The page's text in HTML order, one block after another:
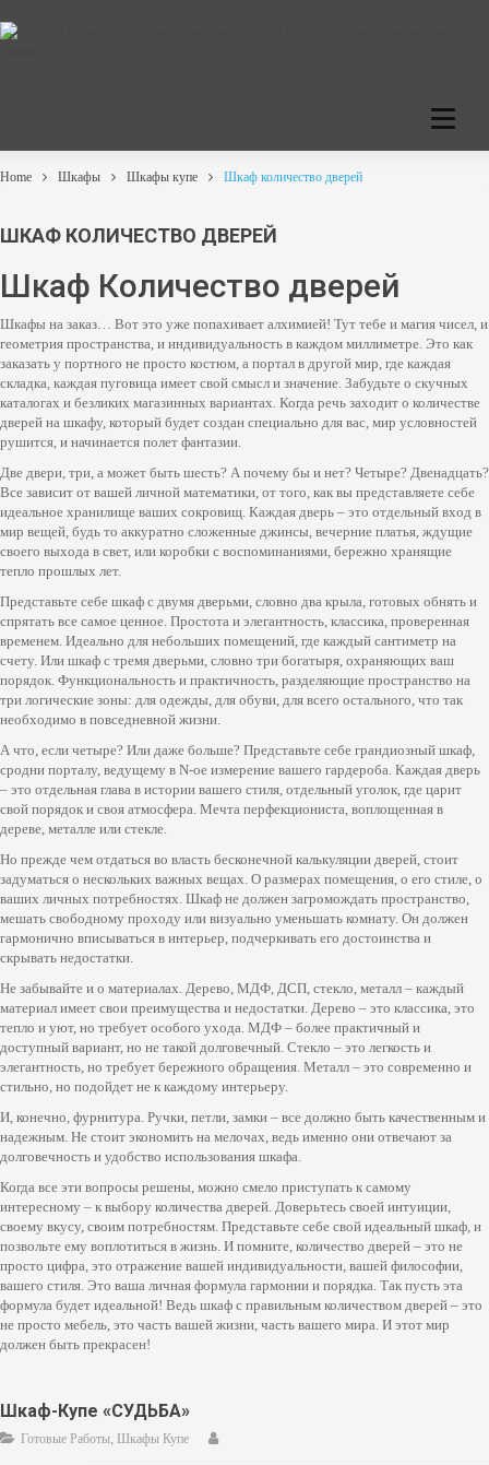
C
a
t
Home Шкафы Шкафы купе Шкаф количество дверей
ШКАФ КОЛИЧЕСТВО ДВЕРЕЙ
Шкаф Количество дверей
Шкафы на заказ… Вот это уже попахивает алхимией! Тут тебе и магия чисел, и
геометрия пространства, и индивидуальность в каждом миллиметре. Это как
заказать у портного не просто костюм, а портал в другой мир, где каждая
складка, каждая пуговица имеет свой смысл и значение. Забудьте о скучных
каталогах и безликих магазинных вариантах. Когда речь заходит о количестве
дверей на шкафу, который будет создан специально для вас, мир условностей
рушится, и начинается полет фантазии.
Две двери, три, а может быть шесть? А почему бы и нет? Четыре? Двенадцать?
Все зависит от вашей личной математики, от того, как вы представляете себе
идеальное хранилище ваших сокровищ. Каждая дверь – это отдельный вход в
мир вещей, будь то аккуратно сложенные джинсы, вечерние платья, ждущие
своего выхода в свет, или коробки с воспоминаниями, бережно хранящие
тепло прошлых лет.
Представьте себе шкаф с двумя дверьми, словно два крыла, готовых обнять и
спрятать все самое ценное. Простота и элегантность, классика, проверенная
временем. Идеально для небольших помещений, где каждый сантиметр на
счету. Или шкаф с тремя дверьми, словно три богатыря, охраняющих ваш
порядок. Функциональность и практичность, разделяющие пространство на
три логические зоны: для одежды, для обуви, для всего остального, что так
необходимо в повседневной жизни.
А что, если четыре? Или даже больше? Представьте себе грандиозный шкаф,
сродни порталу, ведущему в N-ое измерение вашего гардероба. Каждая дверь
– это отдельная глава в истории вашего стиля, отдельный уголок, где царит
свой порядок и своя атмосфера. Мечта перфекциониста, воплощенная в
дереве, металле или стекле.
Но прежде чем отдаться во власть бесконечной калькуляции дверей, стоит
задуматься о нескольких важных вещах. О размерах помещения, о его стиле, о
ваших личных потребностях. Шкаф не должен загромождать пространство,
мешать свободному проходу или визуально уменьшать комнату. Он должен
гармонично вписываться в интерьер, подчеркивать его достоинства и
скрывать недостатки.
Не забывайте и о материалах. Дерево, МДФ, ДСП, стекло, металл – каждый
материал имеет свои преимущества и недостатки. Дерево – это классика, это
тепло и уют, но требует особого ухода. МДФ – более практичный и
доступный вариант, но не такой долговечный. Стекло – это легкость и
элегантность, но требует бережного обращения. Металл – это современно и
стильно, но подойдет не к каждому интерьеру.
И, конечно, фурнитура. Ручки, петли, замки – все должно быть качественным и
надежным. Не стоит экономить на мелочах, ведь именно они отвечают за
долговечность и удобство использования шкафа.
Когда все эти вопросы решены, можно смело приступать к самому
интересному – к выбору количества дверей. Доверьтесь своей интуиции,
своему вкусу, своим потребностям. Представьте себе свой идеальный шкаф, и
позвольте ему воплотиться в жизнь. И помните, количество дверей – это не
просто цифра, это отражение вашей индивидуальности, вашей философии,
вашего стиля. Это ваша личная формула гармонии и порядка. Так пусть эта
формула будет идеальной! Ведь шкаф с правильным количеством дверей – это
не просто мебель, это часть вашей жизни, часть вашего мира. И этот мир
должен быть прекрасен!
Шкаф-Купе «СУДЬБА»
Готовые Работы, Шкафы Купе